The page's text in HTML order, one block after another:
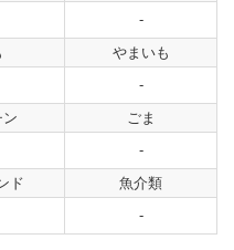
-
やまいも
-
ごま
-
ド
魚介類
-